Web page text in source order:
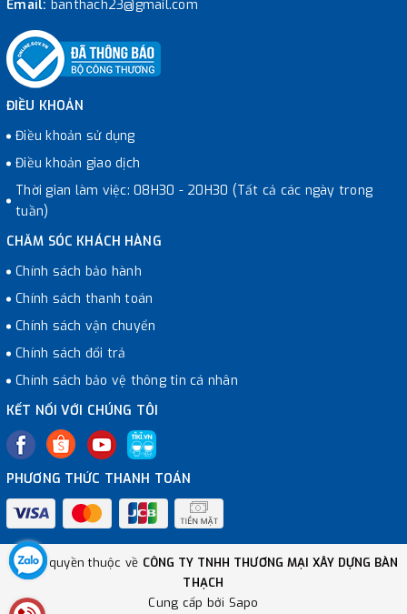
Email: banthach23@gmail.com
ĐIỀU KHOẢN
Điều khoản sử dụng
Điều khoản giao dịch
Thời gian làm việc: 08H30 - 20H30 (Tất cả các ngày trong
tuần)
CHĂM SÓC KHÁCH HÀNG
Chính sách bảo hành
Chính sách thanh toán
Chính sách vận chuyển
Chính sách đổi trả
Chính sách bảo vệ thông tin cá nhân
KẾT NỐI VỚI CHÚNG TÔI
PHƯƠNG THỨC THANH TOÁN
© Bản quyền thuộc về CÔNG TY TNHH THƯƠNG MẠI XÂY DỰNG BÀN
THẠCH
Cung cấp bởi Sapo